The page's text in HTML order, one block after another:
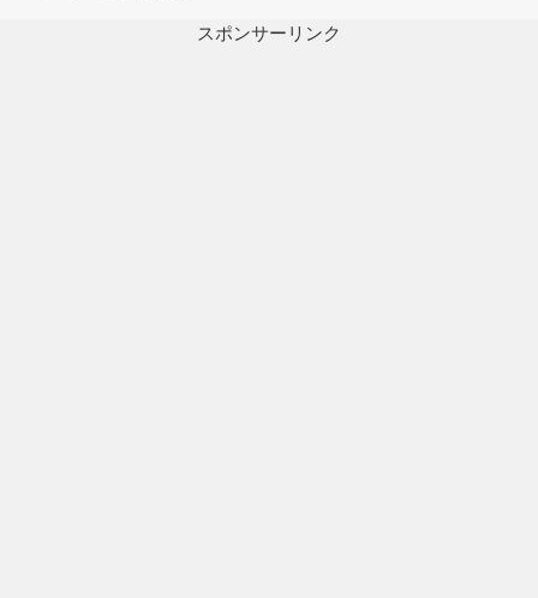
リ
スポンサーリンク